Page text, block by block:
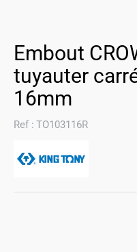
Embout
tuyauter
16mm
Ref : TO103116R